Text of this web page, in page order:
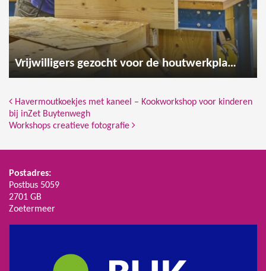
Vrijwilligers gezocht voor de houtwerkplaats
Bericht Navigatie
Havermoutkoekjes met kaneel – Kookworkshop voor kinderen
bij inZet Buytenwegh
Workshops creatieve fotografie
Postadres:
Postbus 5059
2701 GB
Zoetermeer